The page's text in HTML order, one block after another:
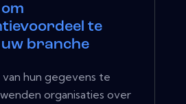
te
uw branche
hun gegevens te
organisaties over